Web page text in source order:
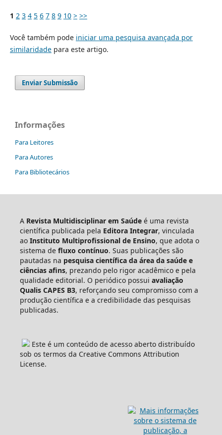
1 2 3 4 5 6 7 8 9 10 > >>
Você também pode iniciar uma pesquisa avançada por
similaridadepara este artigo.
Enviar Submissão
Informações
Para Leitores
Para Autores
Para Bibliotecários
A Revista Multidisciplinar em Saúdeé uma revista
científica publicada pela Editora Integrar, vinculada
ao Instituto Multiprofissional de Ensino, que adota o
sistema de fluxo contínuo. Suas publicações são
pautadas na pesquisa científica da área da saúde e
ciências afins, prezando pelo rigor acadêmico e pela
qualidade editorial. O periódico possui avaliação
Qualis CAPES B3, reforçando seu compromisso com a
produção científica e a credibilidade das pesquisas
publicadas.
Este é um conteúdo de acesso aberto distribuído
sob os termos da Creative Commons Attribution
License.